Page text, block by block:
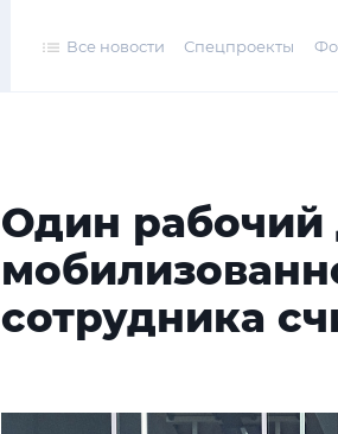
Все новости Спецпроекты
Один рабочий
сотрудника